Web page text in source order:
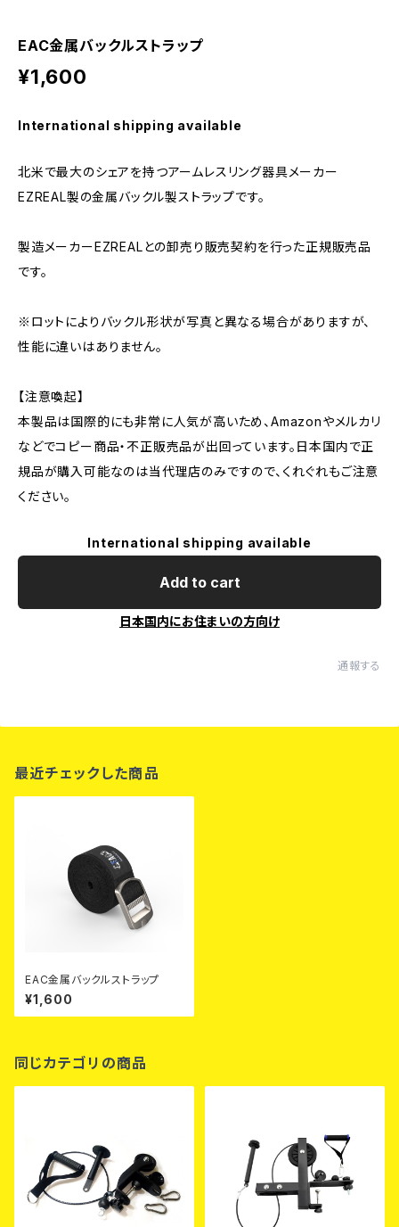
EAC金属バックルストラップ
¥1,600
International shipping available
北米で最大のシェアを持つアームレスリング器具メーカー
EZREAL製の金属バックル製ストラップです。
製造メーカーEZREALとの卸売り販売契約を行った正規販売品
です。
※ロットによりバックル形状が写真と異なる場合がありますが、
性能に違いはありません。
【注意喚起】
本製品は国際的にも非常に人気が高いため、Amazonやメルカリ
などでコピー商品・不正販売品が出回っています。日本国内で正
規品が購入可能なのは当代理店のみですので、くれぐれもご注意
ください。
International shipping available
Add to cart
日本国内にお住まいの方向け
通報する
最近チェックした商品
EAC金属バックルストラップ
¥1,600
同じカテゴリの商品